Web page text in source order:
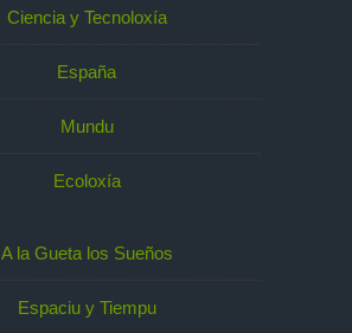
Ciencia y Tecnoloxía
España
Mundu
Ecoloxía
A la Gueta los Sueños
Espaciu y Tiempu